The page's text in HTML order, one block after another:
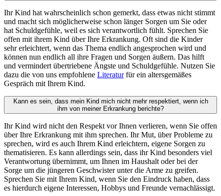
Ihr Kind hat wahrscheinlich schon gemerkt, dass etwas nicht stimmt
und macht sich möglicherweise schon länger Sorgen um Sie oder
hat Schuldgefühle, weil es sich verantwortlich fühlt. Sprechen Sie
offen mit ihrem Kind über Ihre Erkrankung. Oft sind die Kinder
sehr erleichtert, wenn das Thema endlich angesprochen wird und
können nun endlich all ihre Fragen und Sorgen äußern. Das hilft
und vermindert übertriebene Ängste und Schuldgefühle. Nutzen Sie
dazu die von uns empfohlene Literaturfür ein altersgemäßes
Gespräch mit Ihrem Kind.
Kann es sein, dass mein Kind mich nicht mehr respektiert, wenn ich
ihm von meiner Erkrankung berichte?
Ihr Kind wird nicht den Respekt vor Ihnen verlieren, wenn Sie offen
über Ihre Erkrankung mit ihm sprechen. Ihr Mut, über Probleme zu
sprechen, wird es auch Ihrem Kind erleichtern, eigene Sorgen zu
thematisieren. Es kann allerdings sein, dass ihr Kind besonders viel
Verantwortung übernimmt, um Ihnen im Haushalt oder bei der
Sorge um die jüngeren Geschwister unter die Arme zu greifen.
Sprechen Sie mit Ihrem Kind, wenn Sie den Eindruck haben, dass
es hierdurch eigene Interessen, Hobbys und Freunde vernachlässigt.